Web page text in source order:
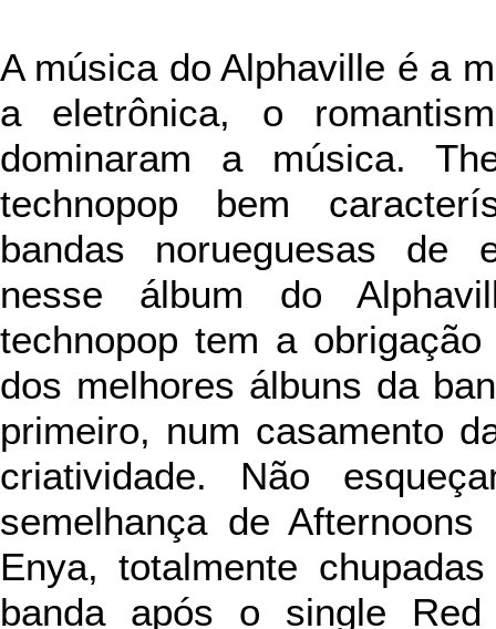
A música do Alphaville é a
a eletrônica, o
dominaram a música.
technopop bem
bandas norueguesas de
nesse álbum do
technopop tem a
dos melhores álbuns da
primeiro, num casamento
criatividade. Não
semelhança de
Enya, totalmente
banda após o single